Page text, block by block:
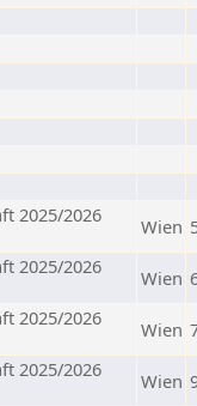
2025/2026
Wien
2025/2026
Wien
2025/2026
Wien
2025/2026
Wien